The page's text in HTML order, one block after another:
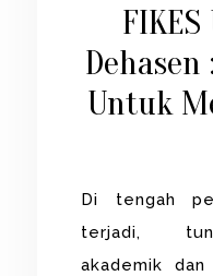
Untuk
Di tengah
terjadi,
akademik